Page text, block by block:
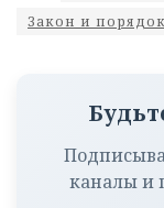
Закон и порядок
каналы и